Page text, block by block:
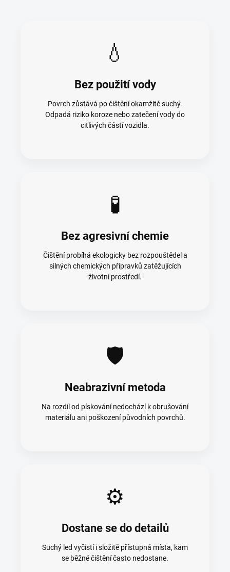
💧
Bez použití vody
Povrch zůstává po čištění okamžitě suchý.
Odpadá riziko koroze nebo zatečení vody do
citlivých částí vozidla.
🧪
Bez agresivní chemie
Čištění probíhá ekologicky bez rozpouštědel a
silných chemických přípravků zatěžujících
životní prostředí.
🛡️
Neabrazivní metoda
Na rozdíl od pískování nedochází k obrušování
materiálu ani poškození původních povrchů.
⚙️
Dostane se do detailů
Suchý led vyčistí i složitě přístupná místa, kam
se běžné čištění často nedostane.